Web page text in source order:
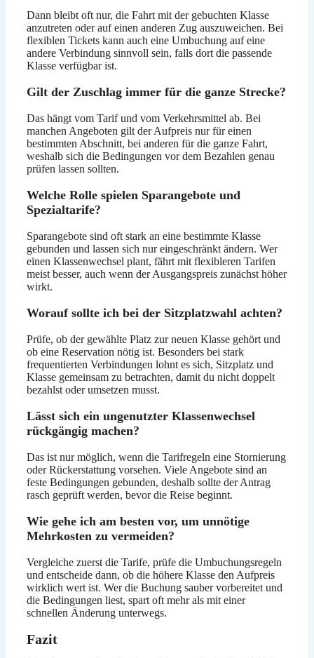
Dann bleibt oft nur, die Fahrt mit der gebuchten Klasse
anzutreten oder auf einen anderen Zug auszuweichen. Bei
flexiblen Tickets kann auch eine Umbuchung auf eine
andere Verbindung sinnvoll sein, falls dort die passende
Klasse verfügbar ist.
Gilt der Zuschlag immer für die ganze Strecke?
Das hängt vom Tarif und vom Verkehrsmittel ab. Bei
manchen Angeboten gilt der Aufpreis nur für einen
bestimmten Abschnitt, bei anderen für die ganze Fahrt,
weshalb sich die Bedingungen vor dem Bezahlen genau
prüfen lassen sollten.
Welche Rolle spielen Sparangebote und
Spezialtarife?
Sparangebote sind oft stark an eine bestimmte Klasse
gebunden und lassen sich nur eingeschränkt ändern. Wer
einen Klassenwechsel plant, fährt mit flexibleren Tarifen
meist besser, auch wenn der Ausgangspreis zunächst höher
wirkt.
Worauf sollte ich bei der Sitzplatzwahl achten?
Prüfe, ob der gewählte Platz zur neuen Klasse gehört und
ob eine Reservation nötig ist. Besonders bei stark
frequentierten Verbindungen lohnt es sich, Sitzplatz und
Klasse gemeinsam zu betrachten, damit du nicht doppelt
bezahlst oder umsetzen musst.
Lässt sich ein ungenutzter Klassenwechsel
rückgängig machen?
Das ist nur möglich, wenn die Tarifregeln eine Stornierung
oder Rückerstattung vorsehen. Viele Angebote sind an
feste Bedingungen gebunden, deshalb sollte der Antrag
rasch geprüft werden, bevor die Reise beginnt.
Wie gehe ich am besten vor, um unnötige
Mehrkosten zu vermeiden?
Vergleiche zuerst die Tarife, prüfe die Umbuchungsregeln
und entscheide dann, ob die höhere Klasse den Aufpreis
wirklich wert ist. Wer die Buchung sauber vorbereitet und
die Bedingungen liest, spart oft mehr als mit einer
schnellen Änderung unterwegs.
Fazit